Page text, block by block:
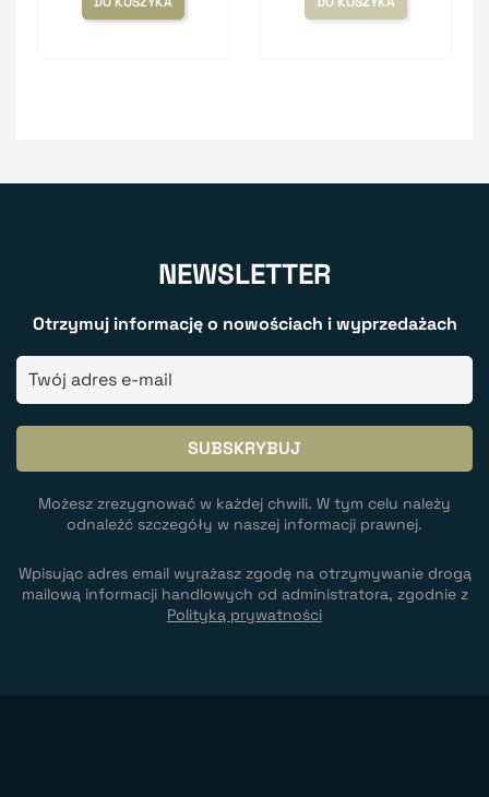
NEWSLETTER
Otrzymuj informację o nowościach i wyprzedażach
Możesz zrezygnować w każdej chwili. W tym celu należy
odnaleźć szczegóły w naszej informacji prawnej.
Wpisując adres email wyrażasz zgodę na otrzymywanie drogą
mailową informacji handlowych od administratora, zgodnie z
Polityką prywatności